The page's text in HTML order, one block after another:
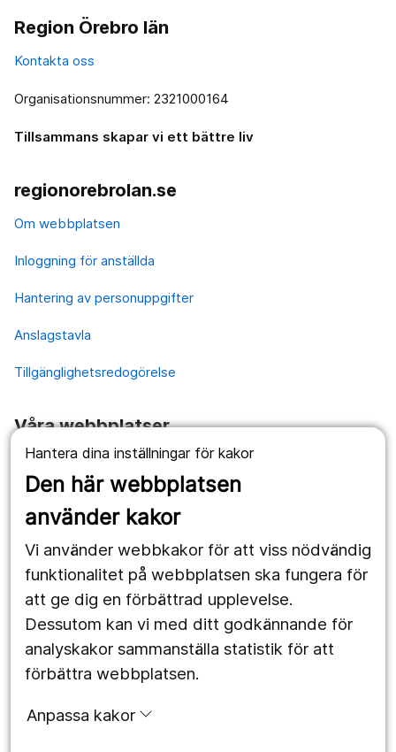
Hantera dina inställningar för kakor
Den här webbplatsen
använder kakor
Vi använder webbkakor för att viss nödvändig
funktionalitet på webbplatsen ska fungera för
att ge dig en förbättrad upplevelse.
Dessutom kan vi med ditt godkännande för
analyskakor sammanställa statistik för att
förbättra webbplatsen.
Anpassa kakor
Region Örebro län
Kontakta oss
Organisationsnummer: 2321000164
Tillsammans skapar vi ett bättre liv
regionorebrolan.se
Om webbplatsen
Inloggning för anställda
Hantering av personuppgifter
Anslagstavla
Tillgänglighetsredogörelse
Våra webbplatser
1177.se
Länstrafiken
Utveckling
Följ oss
Facebook